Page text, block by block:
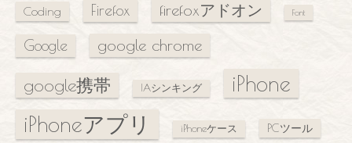
Coding Firefox firefoxアドオン Font
Google google chrome
google携帯 IAシンキング
iPhone
iPhoneアプリ
iPhoneケース PCツール